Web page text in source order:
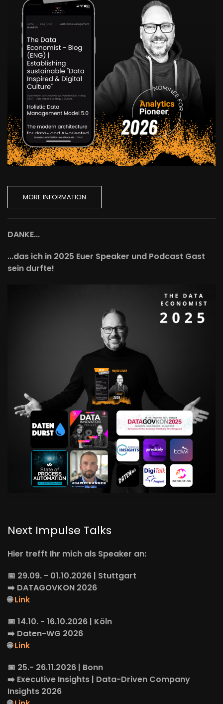
MORE INFORMATION
DANKE...
...das ich in 2025 Euer Speaker und Podcast Gast
sein durfte!
Next Impulse Talks
Hier trefft Ihr mich als Speaker an:
📅 29.09. - 01.10.2026 | Stuttgart
➡️ DATAGOVKON 2026
🌐Link
📅 14.10. - 16.10.2026 | Köln
➡️ Daten-WG 2026
🌐Link
📅 25.- 26.11.2026 | Bonn
➡️ Executive Insights | Data-Driven Company
Insights 2026